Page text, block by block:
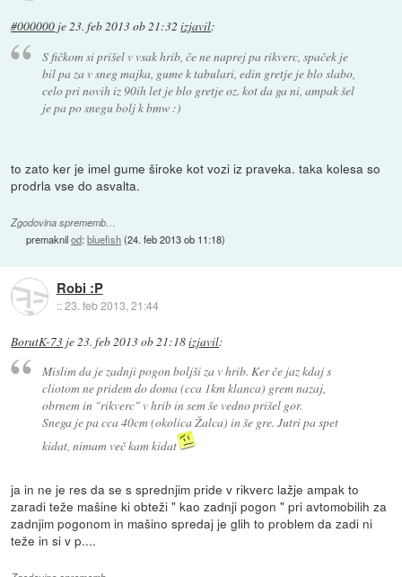
#000000 je23. feb 2013 ob 21:32 izjavil:
S fičkom si prišel v vsak hrib, če ne naprej pa rikverc, spaček je
bil pa za v sneg majka, gume k tabulari, edin gretje je blo slabo,
celo pri novih iz 90ih let je blo gretje oz. kot da ga ni, ampak šel
je pa po snegu bolj k bmw :)
to zato ker je imel gume široke kot vozi iz praveka. taka kolesa so
prodrla vse do asvalta.
Zgodovina sprememb…
premaknilod:bluefish(24. feb 2013 ob 11:18)
Robi :P
::23. feb 2013, 21:44
BorutK-73 je23. feb 2013 ob 21:18izjavil:
Mislim da je zadnji pogon boljši za v hrib. Ker če jaz kdaj s
cliotom ne pridem do doma (cca 1km klanca) grem nazaj,
obrnem in "rikverc" v hrib in sem še vedno prišel gor.
Snega je pa cca 40cm (okolica Žalca) in še gre. Jutri pa spet
kidat, nimam več kam kidat
ja in ne je res da se s sprednjim pride v rikverc lažje ampak to
zaradi teže mašine ki obteži " kao zadnji pogon " pri avtomobilih za
zadnjim pogonom in mašino spredaj je glih to problem da zadi ni
teže in si v p....